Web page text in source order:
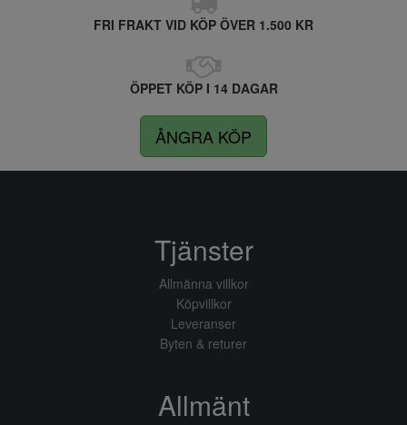
FRI FRAKT VID KÖP ÖVER 1.500 KR
ÖPPET KÖP I 14 DAGAR
ÅNGRA KÖP
Tjänster
Allmänna villkor
Köpvillkor
Leveranser
Byten & returer
Allmänt